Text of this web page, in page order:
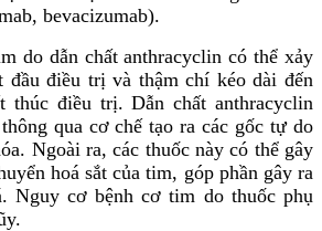
bevacizumab).
dẫn chất anthracyclin có thể xảy
đầu điều trị và thậm chí kéo dài đến
thúc điều trị. Dẫn chất anthracyclin
qua cơ chế tạo ra các gốc tự do
Ngoài ra, các thuốc này có thể gây
hoá sắt của tim, góp phần gây ra
Nguy cơ bệnh cơ tim do thuốc phụ